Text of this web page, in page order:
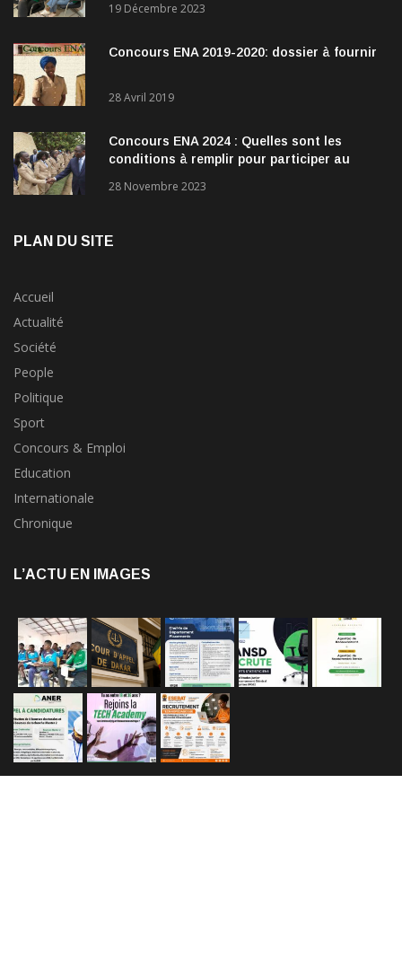
19 Décembre 2023
Concours ENA 2019-2020: dossier à fournir
28 Avril 2019
Concours ENA 2024 : Quelles sont les
conditions à remplir pour participer au
28 Novembre 2023
PLAN DU SITE
Accueil
Actualité
Société
People
Politique
Sport
Concours & Emploi
Education
Internationale
Chronique
L’ACTU EN IMAGES